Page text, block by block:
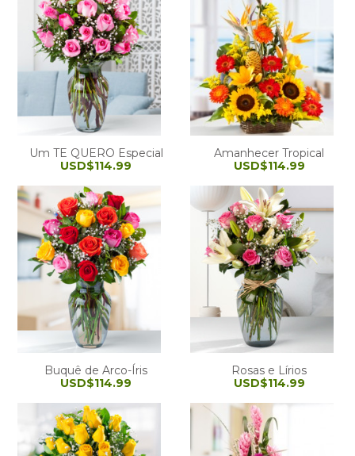
Um TE QUERO Especial
USD$114.99
Amanhecer Tropical
USD$114.99
Buquê de Arco-Íris
USD$114.99
Rosas e Lírios
USD$114.99